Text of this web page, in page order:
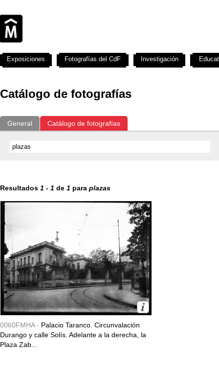
Catálogo de fotografías
General Catálogo de fotografías
Resultados 1 - 1 de 1 para plazas
0060FMHA - Palacio Taranco. Circunvalación
Durango y calle Solís. Adelante a la derecha, la
Plaza Zab...
Exposiciones Fotografías del CdF Investigación